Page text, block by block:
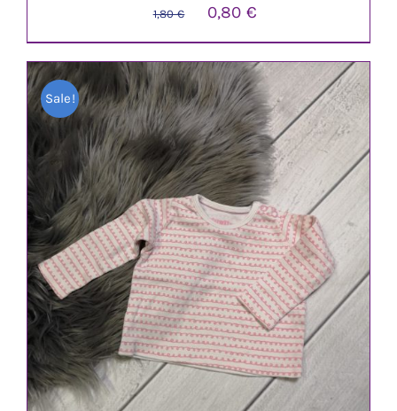
IN DEN WARENKORB DETAILS
1,80€
Ursprünglicher
Preis
war:
1,80 €
0,80€
Preis
ist:
0,80 €.
Sale!